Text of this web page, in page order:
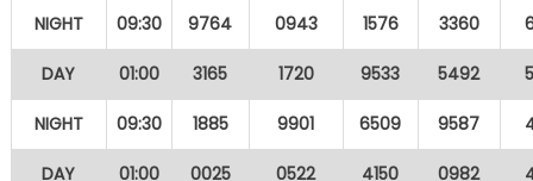
NIGHT 09:30 9764 0943 1576 3360
DAY 01:00 3165 1720 9533 5492
NIGHT 09:30 1885 9901 6509 9587
DAY 01:00 0025 0522 4150 0982